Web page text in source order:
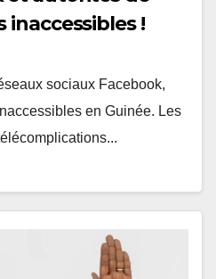
inaccessibles !
sociaux Facebook,
en Guinée. Les